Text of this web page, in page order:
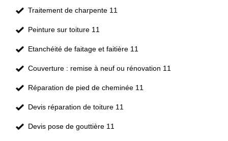
Traitement de charpente 11
Peinture sur toiture 11
Etanchéité de faitage et faitière 11
Couverture : remise à neuf ou rénovation 11
Réparation de pied de cheminée 11
Devis réparation de toiture 11
Devis pose de gouttière 11